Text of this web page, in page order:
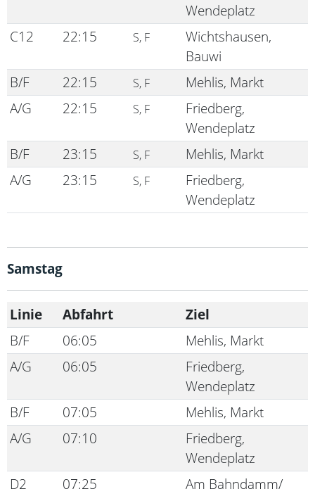
Wendeplatz
C12
22:15 S, F
Wichtshausen,
Bauwi
B/F
22:15 S, F
Mehlis, Markt
A/G
22:15 S, F
Friedberg,
Wendeplatz
B/F
23:15 S, F
Mehlis, Markt
A/G
23:15 S, F
Friedberg,
Wendeplatz
Samstag
Linie Abfahrt
Ziel
B/F
06:05
Mehlis, Markt
A/G
06:05
Friedberg,
Wendeplatz
B/F
07:05
Mehlis, Markt
A/G
07:10
Friedberg,
Wendeplatz
D2
07:25
Am Bahndamm/